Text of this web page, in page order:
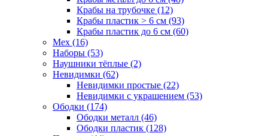
Крабы на трубочке (12)
Крабы пластик > 6 см (93)
Крабы пластик до 6 см (60)
Мех (16)
Наборы (53)
Наушники тёплые (2)
Невидимки (62)
Невидимки простые (22)
Невидимки с украшением (53)
Ободки (174)
Ободки металл (46)
Ободки пластик (128)